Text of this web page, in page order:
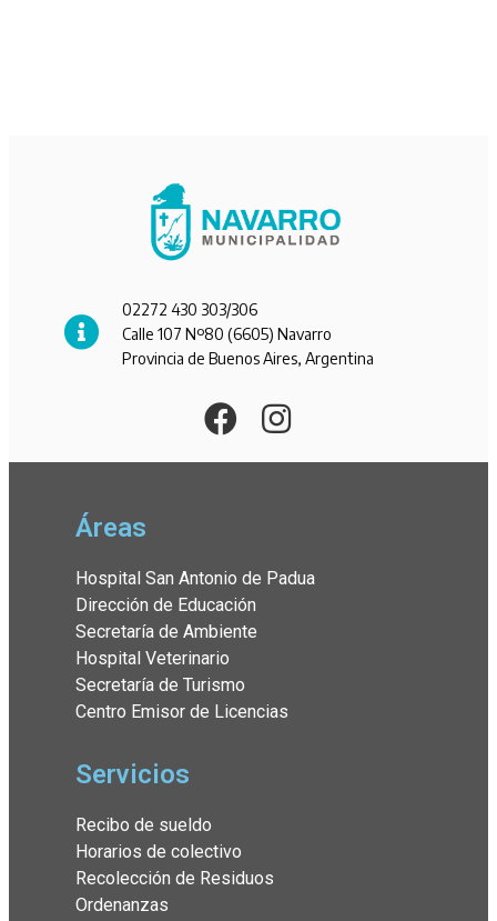
02272 430 303/306
Calle 107 Nº80 (6605) Navarro
Provincia de Buenos Aires, Argentina
Áreas
Hospital San Antonio de Padua
Dirección de Educación
Secretaría de Ambiente
Hospital Veterinario
Secretaría de Turismo
Centro Emisor de Licencias
Servicios
Recibo de sueldo
Horarios de colectivo
Recolección de Residuos
Ordenanzas